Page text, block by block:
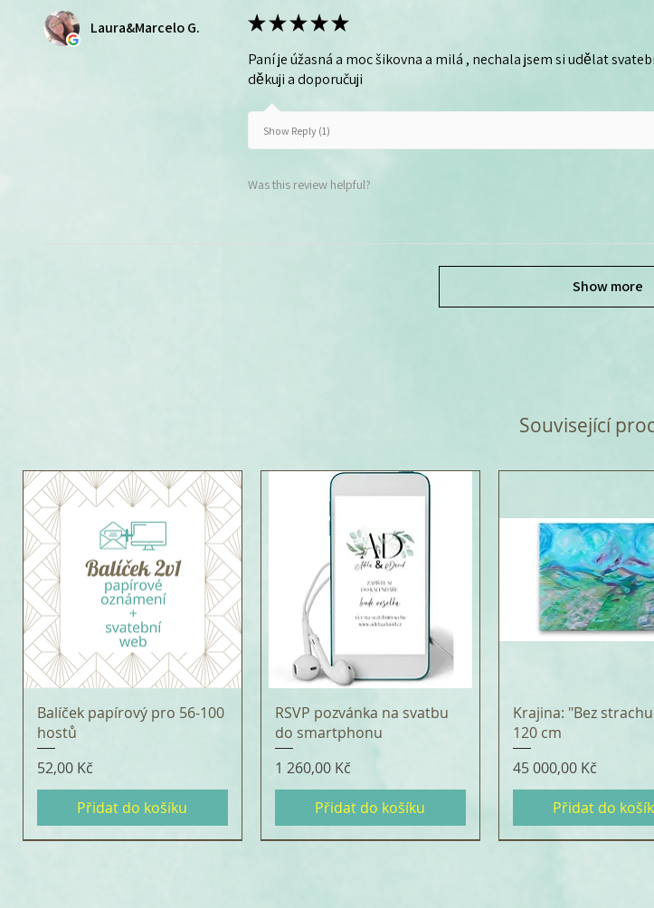
Laura&Marcelo G. ★★★★★
Paní je úžasná a moc šikovna a milá , nechala jsem si udělat
děkuji a doporučuji
Show Reply (1)
Was this review helpful?
Show more
Související
Balíček papírový pro 56-100
hostů
Cena
52,00 Kč
Přidat do košíku
RSVP pozvánka na svatbu
do smartphonu
Cena
1 260,00 Kč
Přidat do košíku
Krajina: "Bez
120 cm
Cena
45 000,00 Kč
Přidat do